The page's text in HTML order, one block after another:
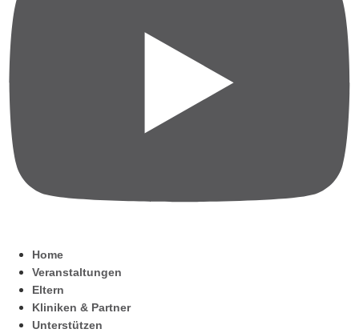
Home
Veranstaltungen
Eltern
Kliniken & Partner
Unterstützen